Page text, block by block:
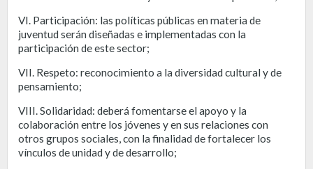
VI. Participación: las políticas públicas en materia de
juventud serán diseñadas e implementadas con la
participación de este sector;
VII. Respeto: reconocimiento a la diversidad cultural y de
pensamiento;
VIII. Solidaridad: deberá fomentarse el apoyo y la
colaboración entre los jóvenes y en sus relaciones con
otros grupos sociales, con la finalidad de fortalecer los
vínculos de unidad y de desarrollo;